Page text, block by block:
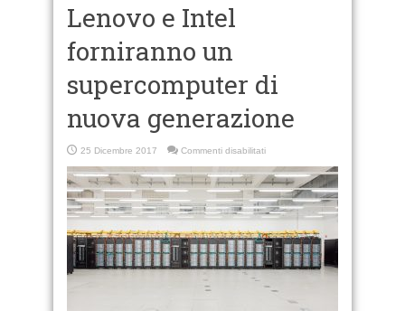
Lenovo e Intel
forniranno un
supercomputer di
nuova generazione
25 Dicembre 2017 Commenti disabilitatisu
e
Intel
forniranno
un
supercomputer
di
nuova
generazione